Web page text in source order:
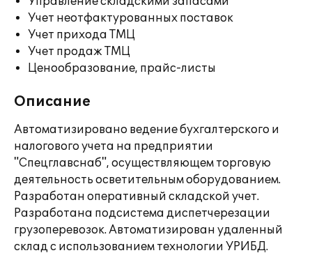
Учет неотфактурованных поставок
Учет прихода ТМЦ
Учет продаж ТМЦ
Ценообразование, прайс-листы
Описание
Автоматизировано ведение бухгалтерского и
налогового учета на предприятии
"Спецглавснаб", осуществляющем торговую
деятельность осветительным оборудованием.
Разработан оперативный складской учет.
Разработана подсистема диспетчерезации
грузоперевозок. Автоматизирован удаленный
склад с использованием технологии УРИБД.